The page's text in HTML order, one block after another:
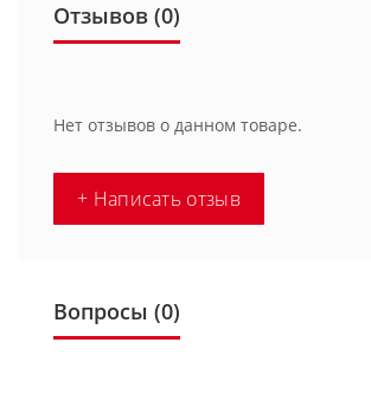
Отзывов (0)
Нет отзывов о данном товаре.
+ Написать отзыв
Вопросы (0)